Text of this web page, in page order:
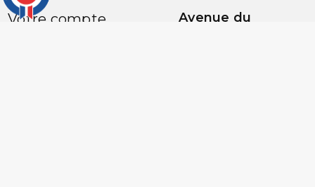
Votre compte
Avenue du